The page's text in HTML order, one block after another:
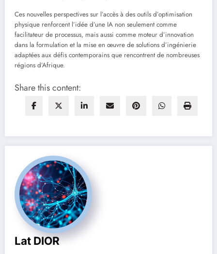
Ces nouvelles perspectives sur l’accès à des outils d’optimisation
physique renforcent l’idée d’une IA non seulement comme
facilitateur de processus, mais aussi comme moteur d’innovation
dans la formulation et la mise en œuvre de solutions d’ingénierie
adaptées aux défis contemporains que rencontrent de nombreuses
régions d’Afrique.
Share this content:
Lat DIOR